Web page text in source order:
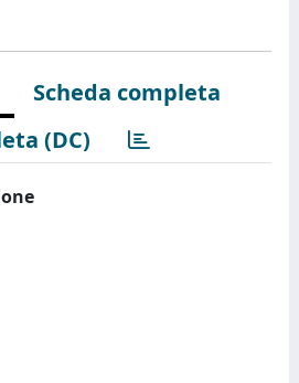
Scheda completa
(DC)